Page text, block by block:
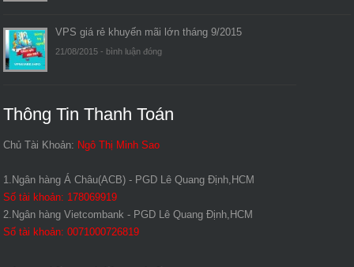
VPS giá rẻ khuyến mãi lớn tháng 9/2015
21/08/2015 - bình luận đóng
Thông Tin Thanh Toán
Chủ Tài Khoản: Ngô Thị Minh Sao
1.Ngân hàng Á Châu(ACB) - PGD Lê Quang Định,HCM
Số tài khoản: 178069919
2.Ngân hàng Vietcombank - PGD Lê Quang Định,HCM
Số tài khoản: 0071000726819